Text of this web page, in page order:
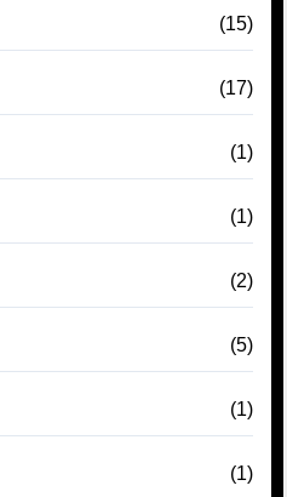
(15)
(17)
(1)
(1)
(2)
(5)
(1)
(1)